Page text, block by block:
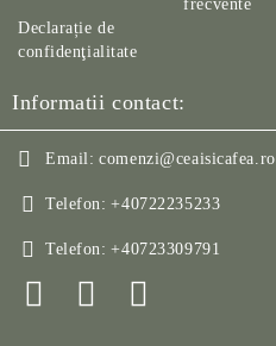
Declarație de
confidenţialitate
frecvente
Informatii contact:
Email: comenzi@ceaisicafea.ro
Telefon: +40722235233
Telefon: +40723309791